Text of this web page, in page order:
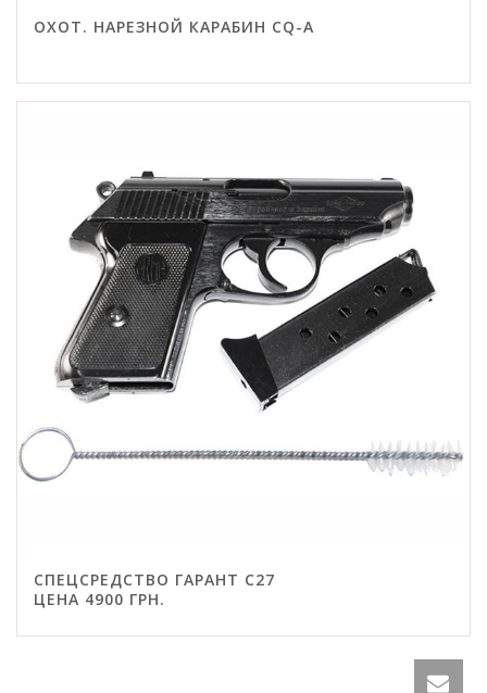
ОХОТ. НАРЕЗНОЙ КАРАБИН CQ-A
СПЕЦСРЕДСТВО ГАРАНТ С27
ЦЕНА 4900 ГРН.